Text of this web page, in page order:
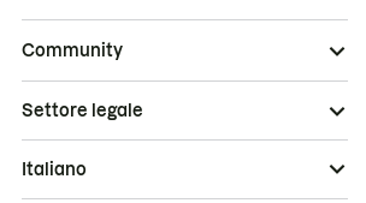
Community
Settore legale
Italiano